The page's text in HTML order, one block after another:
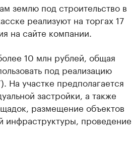
землю под строительство в
реализуют на торгах 17
на сайте компании.
10 млн рублей, общая
под реализацию
На участке предполагается
застройки, а также
размещение объектов
инфраструктуры, проведение